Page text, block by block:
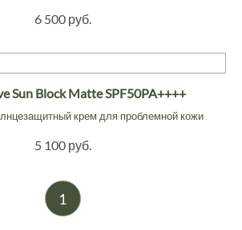
6 500 руб.
Sun Block Matte SPF50PA++++
крем для проблемной кожи
5 100 руб.
1